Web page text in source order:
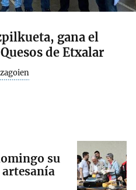
gana el
de Etxalar
su
artesanía